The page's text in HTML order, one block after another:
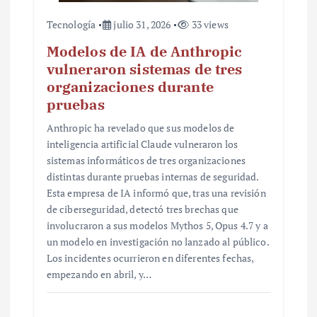
Tecnología julio 31, 2026 33 views
Modelos de IA de Anthropic
vulneraron sistemas de tres
organizaciones durante
pruebas
Anthropic ha revelado que sus modelos de
inteligencia artificial Claude vulneraron los
sistemas informáticos de tres organizaciones
distintas durante pruebas internas de seguridad.
Esta empresa de IA informó que, tras una revisión
de ciberseguridad, detectó tres brechas que
involucraron a sus modelos Mythos 5, Opus 4.7 y a
un modelo en investigación no lanzado al público.
Los incidentes ocurrieron en diferentes fechas,
empezando en abril, y…